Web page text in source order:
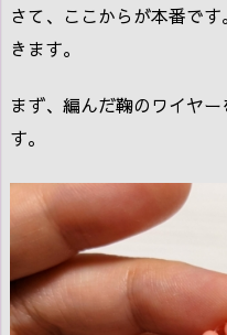
さて、ここからが本番で
きます。
まず、編んだ鞠のワイヤ
す。